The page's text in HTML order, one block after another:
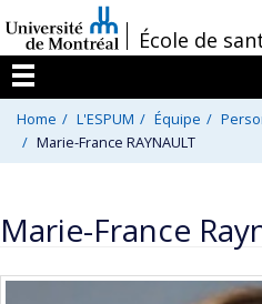
au
contenu
/École de
Menu
Home L'ESPUM Équipe
Marie-France RAYNAULT
Marie-France